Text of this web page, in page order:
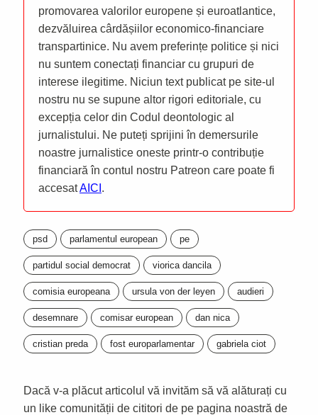
promovarea valorilor europene și euroatlantice,
dezvăluirea cârdășiilor economico-financiare
transpartinice. Nu avem preferințe politice și nici
nu suntem conectați financiar cu grupuri de
interese ilegitime. Niciun text publicat pe site-ul
nostru nu se supune altor rigori editoriale, cu
excepția celor din Codul deontologic al
jurnalistului. Ne puteți sprijini în demersurile
noastre jurnalistice oneste printr-o contribuție
financiară în contul nostru Patreon care poate fi
accesatAICI .
psd parlamentul european pe
partidul social democrat viorica dancila
comisia europeana ursula von der leyen audieri
desemnare comisar european dan nica
cristian preda fost europarlamentar gabriela ciot
Dacă v-a plăcut articolul vă invităm să vă alăturați cu
un like comunității de cititori de pe pagina noastră de